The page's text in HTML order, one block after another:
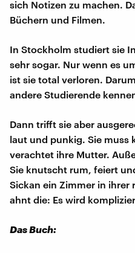
sich Notizen zu machen.
Büchern und Filmen.
In Stockholm studiert sie
sehr sogar. Nur wenn es
ist sie total verloren.
andere Studierende
Dann trifft sie aber
laut und punkig. Sie muss
verachtet ihre Mutter.
Sie knutscht rum, feiert
Sickan ein Zimmer in ihrer
ahnt die: Es wird
Das Buch: